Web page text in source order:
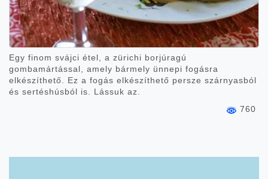
Egy finom svájci étel, a zürichi borjúragú
gombamártással, amely bármely ünnepi fogásra
elkészíthető. Ez a fogás elkészíthető persze szárnyasból
és sertéshúsból is. Lássuk az.
760